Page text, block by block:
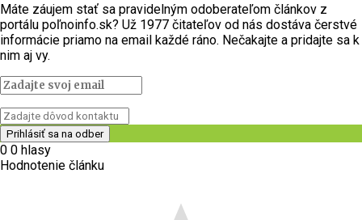
Máte záujem stať sa pravidelným odoberateľom článkov z
portálu poľnoinfo.sk? Už 1977 čitateľov od nás dostáva čerstvé
informácie priamo na email každé ráno. Nečakajte a pridajte sa k
nim aj vy.
0 0 hlasy
Hodnotenie článku